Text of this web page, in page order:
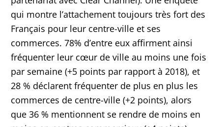
qui montre l’attachement toujours très fort des
Français pour leur centre-ville et ses
commerces. 78% d’entre eux affirment ainsi
fréquenter leur cœur de ville au moins une fois
par semaine (+5 points par rapport à 2018), et
28 % déclarent fréquenter de plus en plus les
commerces de centre-ville (+2 points), alors
que 36 % mentionnent se rendre de moins en